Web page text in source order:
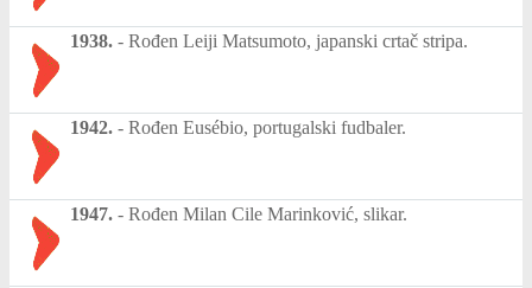
1938. - Rođen Leiji Matsumoto, japanski crtač stripa.
1942. - Rođen Eusébio, portugalski fudbaler.
1947. - Rođen Milan Cile Marinković, slikar.